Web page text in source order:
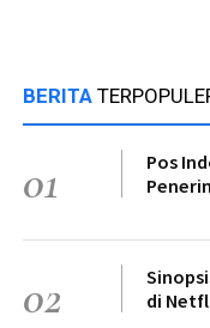
BERITA
01
Pos
02
di